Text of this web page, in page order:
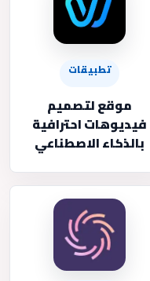
تطبيقات
موقع لتصميم
فيديوهات احترافية
بالذكاء الاصطناعي